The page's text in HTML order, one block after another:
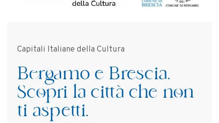
Capitali Italiane della Cultura
Bergamo e Brescia.
Scopri la città che non
ti aspetti.